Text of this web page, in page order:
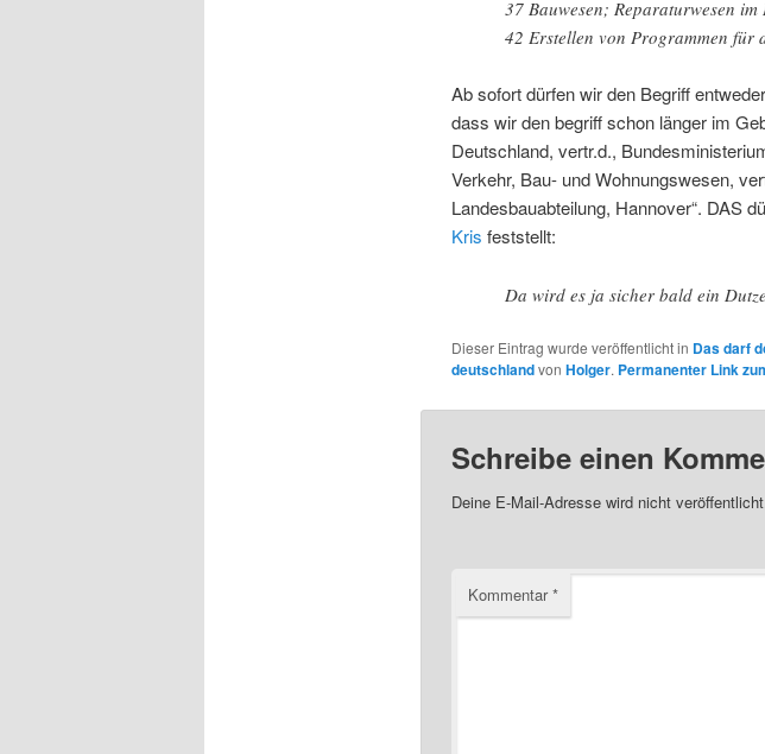
37 Bauwesen; Reparaturwesen im
42 Erstellen von Programmen für
Ab sofort dürfen wir den Begriff
dass wir den begriff schon länger im
Deutschland, vertr.d.,
Verkehr, Bau- und Wohnungswesen,
Landesbauabteilung, Hannover“. DAS
Kris feststellt:
Da wird es ja sicher bald ein
Dieser Eintrag wurde veröffentlicht in Das darf
deutschlandvon Holger. Permanenter Link
Schreibe einen
Deine E-Mail-Adresse wird nicht
Kommentar*